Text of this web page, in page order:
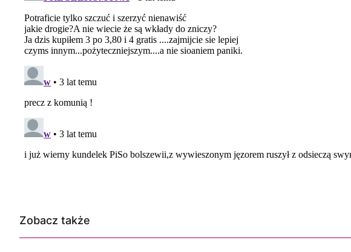
Zobacz także